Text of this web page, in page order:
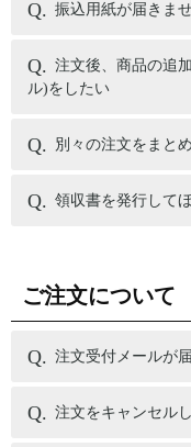
振込用紙が届きま
注文後、商品の追
ル)をしたい
別々の注文をまと
領収書を発行して
ご注文について
注文受付メールが
注文をキャンセル